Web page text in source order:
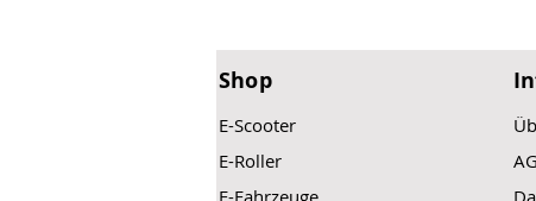
Shop
E-Scooter
E-Roller